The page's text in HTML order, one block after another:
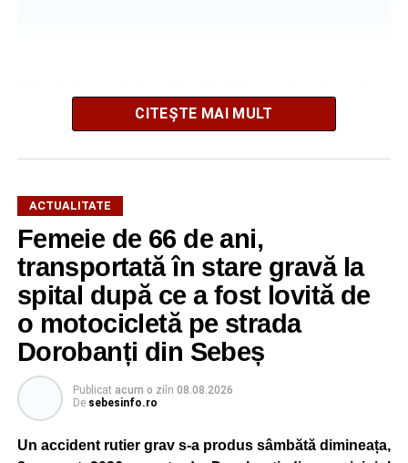
după o operațiune de scurtă durată au reușit să extragă
animalul în siguranță. Cățelul a fost scos teafăr și
nevătămat, spre bucuria celor care au asistat la
Pentru pompierii din Sebeș, fiecare misiune este
importantă, indiferent dacă este vorba despre salvarea
unei persoane sau a unui animal.
„Pentru noi, fiecare viață contează!”, au transmis
reprezentanții ISU Alba.
Adaugă-ne ca sursă preferată
Urmărește-ne pe Google News
CITEȘTE MAI MULT
ACTUALITATE
Femeie de 66 de ani,
transportată în stare gravă la
spital după ce a fost lovită de
o motocicletă pe strada
Dorobanți din Sebeș
Publicat acum o ziîn 08.08.2026
De sebesinfo.ro
Un accident rutier grav s-a produs sâmbătă dimineața,